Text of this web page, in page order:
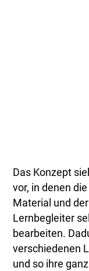
Das Konzept
vor, in denen
Material und
Lernbegleiter
bearbeiten.
verschiedenen
und so ihre